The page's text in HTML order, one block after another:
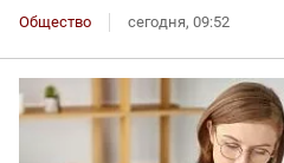
Общество сегодня, 09:52